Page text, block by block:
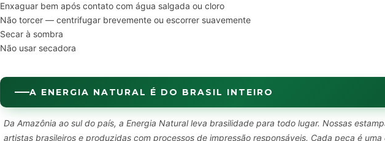
Enxaguar bem após contato com água salgada ou cloro
Não torcer — centrifugar brevemente ou escorrer suavemente
Secar à sombra
Não usar secadora
A ENERGIA NATURAL É DO BRASIL INTEIRO
Da Amazônia ao sul do país, a Energia Natural leva brasilidade para todo lugar. Nossas
artistas brasileiros e produzidas com processos de impressão responsáveis. Cada peça é